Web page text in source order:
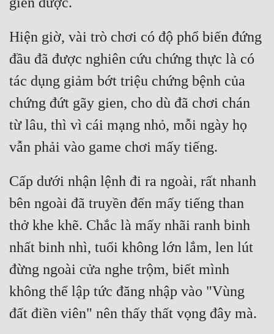
Hiện giờ, vài trò chơi có độ phổ biến đứng
đầu đã được nghiên cứu chứng thực là có
tác dụng giảm bớt triệu chứng bệnh của
chứng đứt gãy gien, cho dù đã chơi chán
từ lâu, thì vì cái mạng nhỏ, mỗi ngày họ
Cấp dưới nhận lệnh đi ra ngoài, rất nhanh
bên ngoài đã truyền đến mấy tiếng than
thở khe khẽ. Chắc là mấy nhãi ranh binh
nhất binh nhì, tuổi không lớn lắm, len lút
đừng ngoài cửa nghe trộm, biết mình
không thể lập tức đăng nhập vào "Vùng